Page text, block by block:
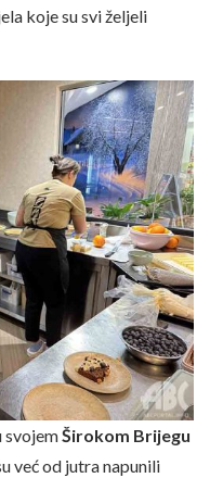
koje su svi željeli
svojemŠirokom Brijegu
već od jutra napunili